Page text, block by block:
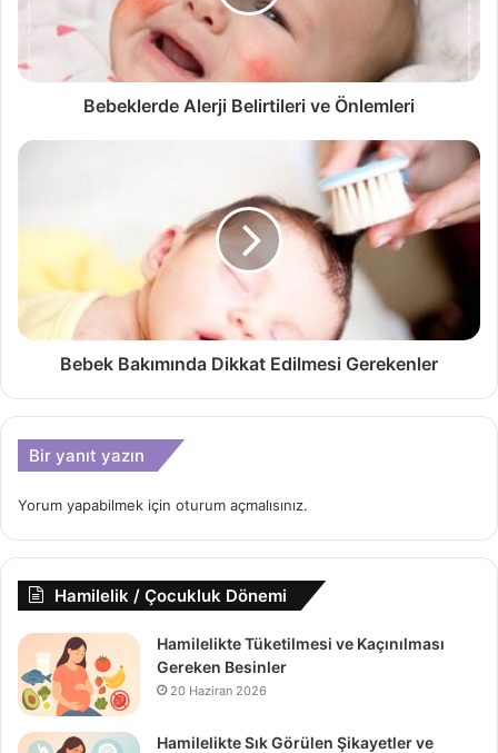
Bebeklerde Alerji Belirtileri ve Önlemleri
Bebek Bakımında Dikkat Edilmesi Gerekenler
Bir yanıt yazın
Yorum yapabilmek için oturum açmalısınız.
Hamilelik / Çocukluk Dönemi
Hamilelikte Tüketilmesi ve Kaçınılması
Gereken Besinler
20 Haziran 2026
Hamilelikte Sık Görülen Şikayetler ve